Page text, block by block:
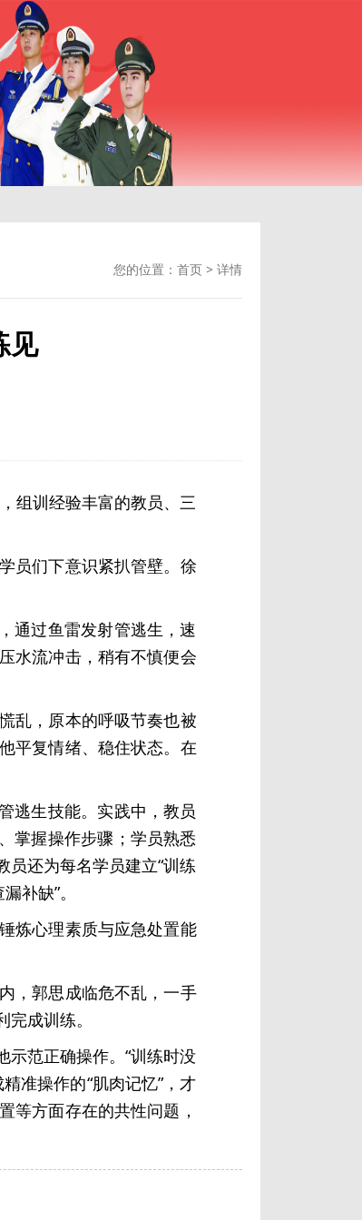
您的位置： 首页> 详情
见
组训经验丰富的教员、三
员们下意识紧扒管壁。徐
通过鱼雷发射管逃生，速
水流冲击，稍有不慎便会
乱，原本的呼吸节奏也被
平复情绪、稳住状态。在
逃生技能。实践中，教员
掌握操作步骤；学员熟悉
还为每名学员建立“训练
补缺”。
炼心理素质与应急处置能
，郭思成临危不乱，一手
成训练。
范正确操作。“训练时没
准操作的“肌肉记忆”，才
等方面存在的共性问题，